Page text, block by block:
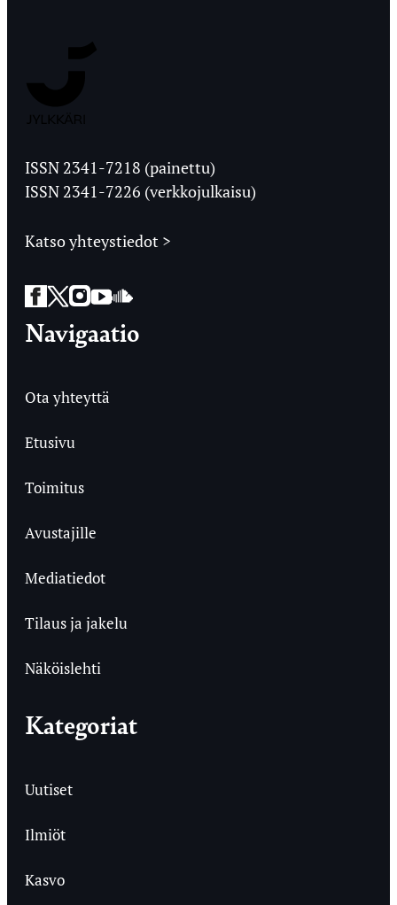
Ylioppilaslehti
ISSN 2341-7218 (painettu)
ISSN 2341-7226 (verkkojulkaisu)
Katso yhteystiedot >
Facebook
Twitter
Instagram
YouTube
SoundCloud
Navigaatio
Ota yhteyttä
Etusivu
Toimitus
Avustajille
Mediatiedot
Tilaus ja jakelu
Näköislehti
Kategoriat
Uutiset
Ilmiöt
Kasvo